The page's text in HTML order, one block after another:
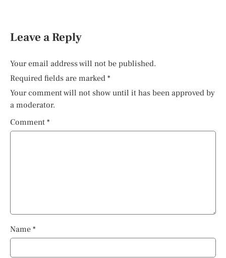
Leave a Reply
Your email address will not be published.
Required fields are marked *
Your comment will not show until it has been approved by
a moderator.
Comment *
Name *